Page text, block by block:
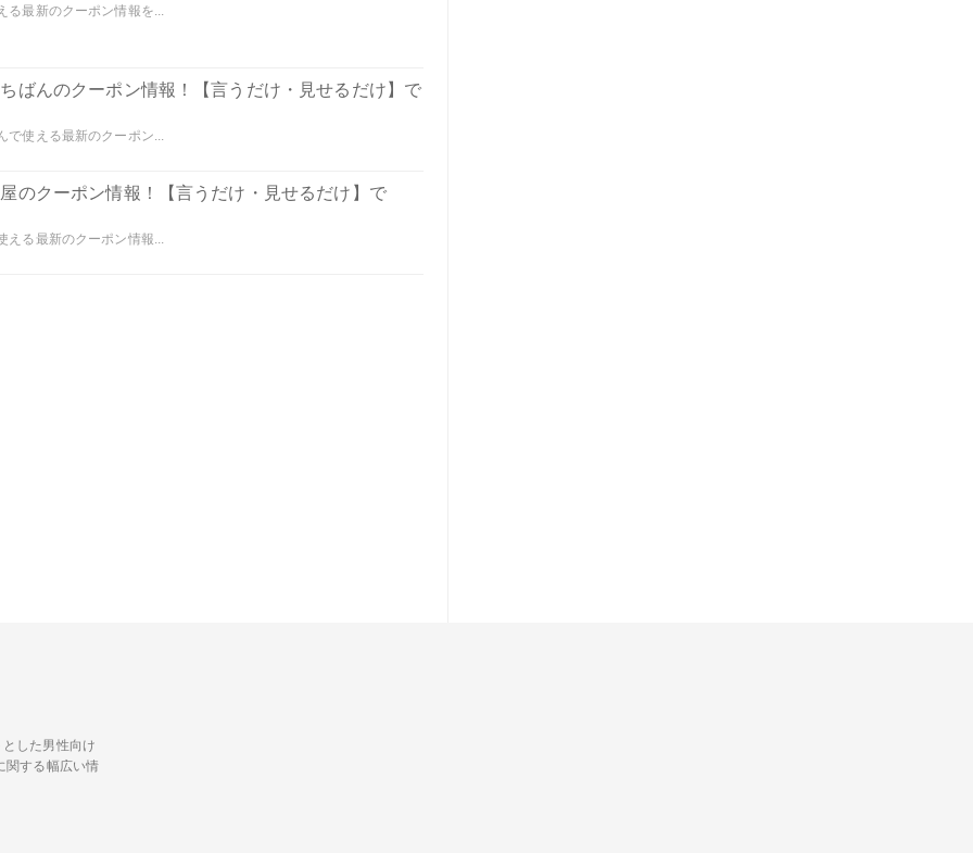
る最新のクーポン情報を...
ばんのクーポン情報！【言うだけ・見せるだけ】で
で使える最新のクーポン...
のクーポン情報！【言うだけ・見せるだけ】で
える最新のクーポン情報...
した男性向け
関する幅広い情